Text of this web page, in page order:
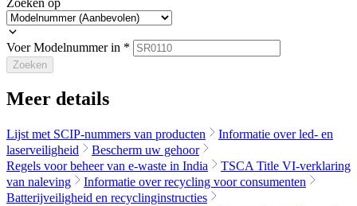
Voer Modelnummer in *
Zoeken
Meer details
Lijst met SCIP-nummers van producten
Informatie over led- en
laserveiligheid
Bescherm uw gehoor
Regels voor beheer van e-waste in India
TSCA Title VI-verklaring
van naleving
Informatie over recycling voor consumenten
Batterijveiligheid en recyclinginstructies